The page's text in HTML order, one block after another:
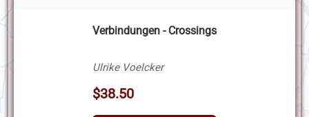
Verbindungen - Crossings
Ulrike Voelcker
$38.50